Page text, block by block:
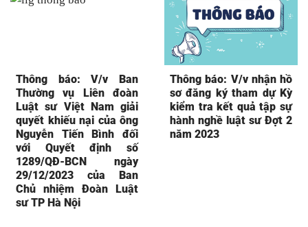
Thông báo: V/v Ban
Thường vụ Liên đoàn
Luật sư Việt Nam giải
quyết khiếu nại của ông
Nguyễn Tiến Bình đối
với Quyết định số
1289/QĐ-BCN ngày
29/12/2023 của Ban
Chủ nhiệm Đoàn Luật
sư TP Hà Nội
Thông báo: V/v nhận hồ
sơ đăng ký tham dự Kỳ
kiểm tra kết quả tập sự
hành nghề luật sư Đợt 2
năm 2023